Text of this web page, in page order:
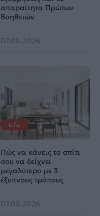
απαραίτητα Πρώτων
Βοηθειών
07.08.2026
Life
Πώς να κάνεις το σπίτι
σου να δείχνει
μεγαλύτερο με 3
έξυπνους τρόπους
07.08.2026